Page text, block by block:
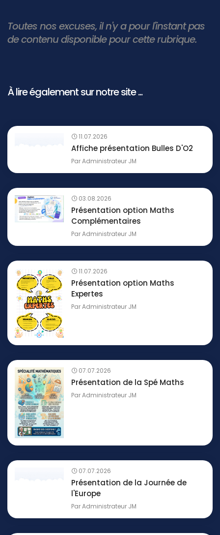
Toutes nos excuses, il n'y a pour l'instant pas
de contenu disponible pour cette rubrique.
À lire également sur notre site ...
11.07.2026
Affiche présentation Bulles D'O2
ParAdministrateur JM
03.08.2026
Présentation option Maths
Complémentaires
ParAdministrateur JM
11.07.2026
Présentation option Maths
Expertes
ParAdministrateur JM
07.07.2026
Présentation de la Spé Maths
ParAdministrateur JM
07.07.2026
Présentation de la Journée de
l'Europe
ParAdministrateur JM